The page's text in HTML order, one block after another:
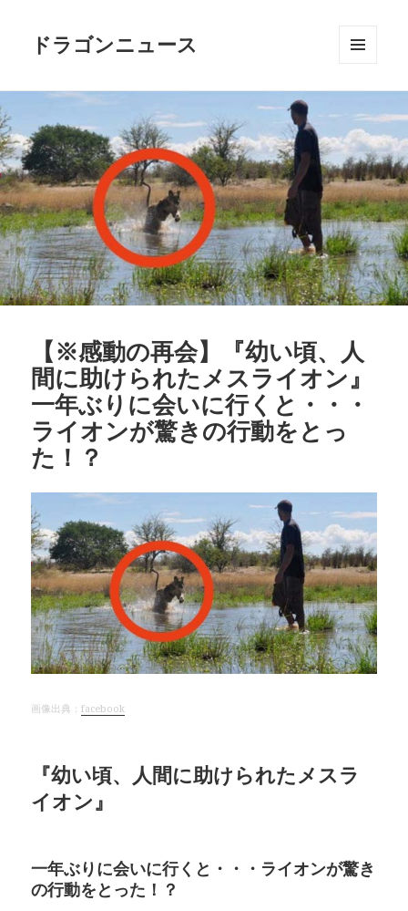
ドラゴンニュース
ーとウ
ット
【※感動の再会】『幼い頃、人
間に助けられたメスライオン』
一年ぶりに会いに行くと・・・
ライオンが驚きの行動をとっ
た！？
画像出典：facebook
『幼い頃、人間に助けられたメスラ
イオン』
一年ぶりに会いに行くと・・・ライオンが驚き
の行動をとった！？